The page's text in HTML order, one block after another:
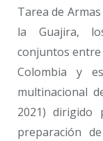
Tarea de
la Guajira,
conjuntos entre
Colombia y
multinacional
2021)
preparación